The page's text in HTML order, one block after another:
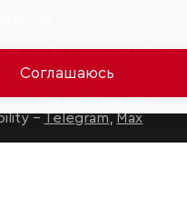
сетях и мессенджерах
–Telegram,Max
–Telegram,Max
Соглашаюсь